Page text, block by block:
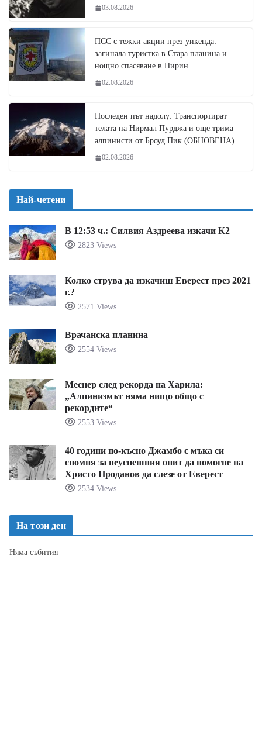
03.08.2026
ПСС с тежки акции през уикенда:
загинала туристка в Стара планина и
нощно спасяване в Пирин
02.08.2026
Последен път надолу: Транспортират
телата на Нирмал Пурджа и още трима
алпинисти от Броуд Пик (ОБНОВЕНА)
02.08.2026
Най-четени
В 12:53 ч.: Силвия Аздреева изкачи К2
2823 Views
Колко струва да изкачиш Еверест през 2021
г.?
2571 Views
Врачанска планина
2554 Views
Меснер след рекорда на Харила:
„Алпинизмът няма нищо общо с
рекордите“
2553 Views
40 години по-късно Джамбо с мъка си
спомня за неуспешния опит да помогне на
Христо Проданов да слезе от Еверест
2534 Views
На този ден
Няма събития